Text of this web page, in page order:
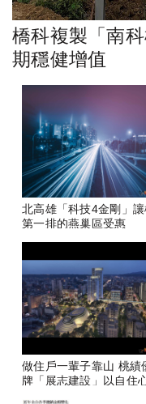
橋科複製「南
期穩健增值
北高雄「科技4金剛」
第一排的燕巢區受惠
做住戶一輩子靠山 桃績
牌「展志建設」以自住心